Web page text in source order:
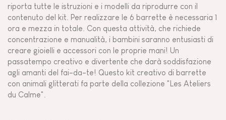
riporta tutte le istruzioni e i modelli da riprodurre con il
contenuto del kit. Per realizzare le 6 barrette è necessaria 1
ora e mezza in totale. Con questa attività, che richiede
concentrazione e manualità, i bambini saranno entusiasti di
creare gioielli e accessori con le proprie mani! Un
passatempo creativo e divertente che darà soddisfazione
agli amanti del fai-da-te! Questo kit creativo di barrette
con animali glitterati fa parte della collezione "Les Ateliers
du Calme".